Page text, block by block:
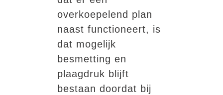
overkoepelend plan
naast functioneert, is
dat mogelijk
besmetting en
plaagdruk blijft
bestaan doordat bij